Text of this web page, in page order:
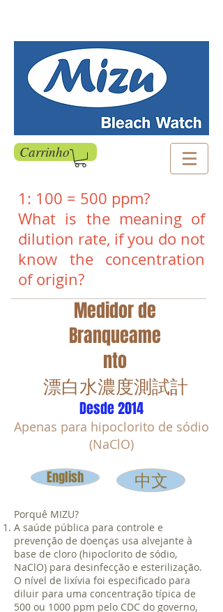
Carrinho
1: 100 = 500 ppm?
What is the meaning of
dilution rate, if you do not
know the concentration
of origin?
Medidor de
Branqueame
nto
​漂白水濃度測試計
Desde 2014
Apenas para hipoclorito de sódio
(NaClO)
English 中文
Porquê MIZU?
A saúde pública para controle e
prevenção de doenças usa alvejante à
base de cloro (hipoclorito de sódio,
NaClO) para desinfecção e esterilização.
O nível de lixívia foi especificado para
diluir para uma concentração típica de
500 ou 1000 ppm pelo CDC do governo,